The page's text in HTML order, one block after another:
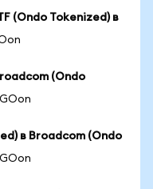
(Ondo Tokenized) в
(Ondo
в Broadcom (Ondo